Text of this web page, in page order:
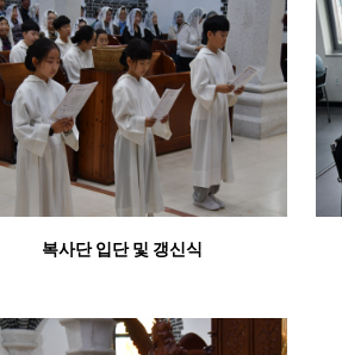
복사단 입단 및 갱신식